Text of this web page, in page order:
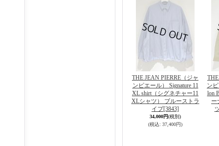
THE JEAN PIERRE（ジャ
ンピエール） Signature 11
XL shirt（シグネチャー11
XLシャツ） ブルーストラ
イプ[3843]
34,000円(税別)
(税込: 37,400円)
ン
lon
ー